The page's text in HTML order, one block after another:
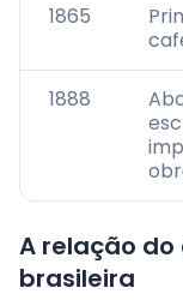
1865
1888
A relação
brasileira